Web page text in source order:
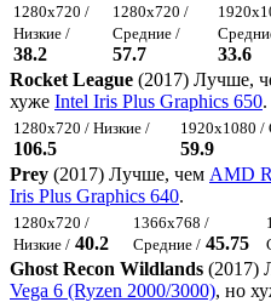
1280x720 /
Низкие /
38.2
1280x720 /
Средние /
57.7 33.6
Rocket League (2017) Лучше,
хуже Intel Iris Plus Graphics 650.
1280x720 / Низкие /
106.5
1920x1080 /
59.9
Prey (2017) Лучше, чем AMD
Iris Plus Graphics 640.
1280x720 /
Низкие / 40.2
1366x768 /
Средние / 45.75
Ghost Recon Wildlands (2017)
Vega 6 (Ryzen 2000/3000), но